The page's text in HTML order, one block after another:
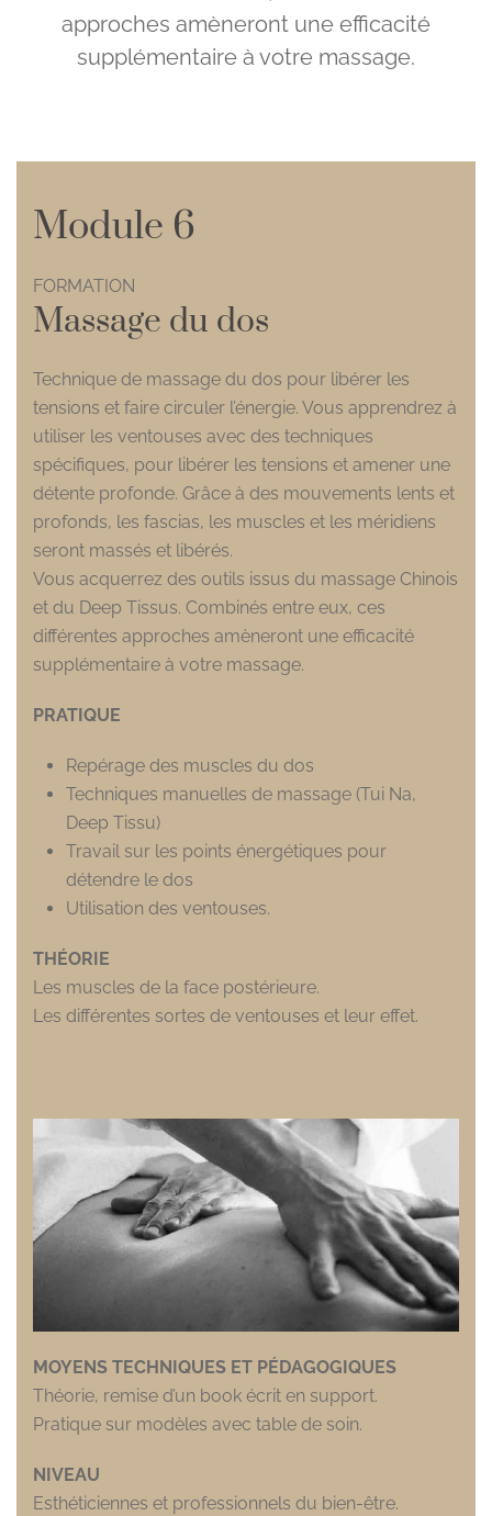
approches amèneront une efficacité
supplémentaire à votre massage.
Module 6
FORMATION
Massage du dos
Technique de massage du dos pour libérer les
tensions et faire circuler l’énergie. Vous apprendrez à
utiliser les ventouses avec des techniques
spécifiques, pour libérer les tensions et amener une
détente profonde. Grâce à des mouvements lents et
profonds, les fascias, les muscles et les méridiens
seront massés et libérés.
Vous acquerrez des outils issus du massage Chinois
et du Deep Tissus. Combinés entre eux, ces
différentes approches amèneront une efficacité
supplémentaire à votre massage.
PRATIQUE
Repérage des muscles du dos
Techniques manuelles de massage (Tui Na,
Deep Tissu)
Travail sur les points énergétiques pour
détendre le dos
Utilisation des ventouses.
THÉORIE
Les muscles de la face postérieure.
Les différentes sortes de ventouses et leur effet.
MOYENS TECHNIQUES ET PÉDAGOGIQUES
Théorie, remise d’un book écrit en support.
Pratique sur modèles avec table de soin.
NIVEAU
Esthéticiennes et professionnels du bien-être.